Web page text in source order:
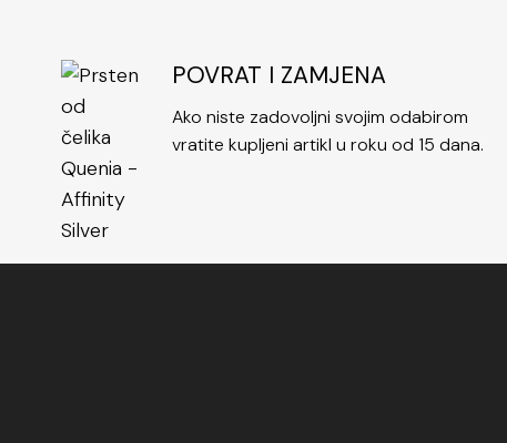
POVRAT I ZAMJENA
Ako niste zadovoljni svojim odabirom
vratite kupljeni artikl u roku od 15 dana.